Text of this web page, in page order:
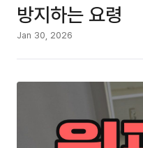
방지하는 요령
Jan 30, 2026